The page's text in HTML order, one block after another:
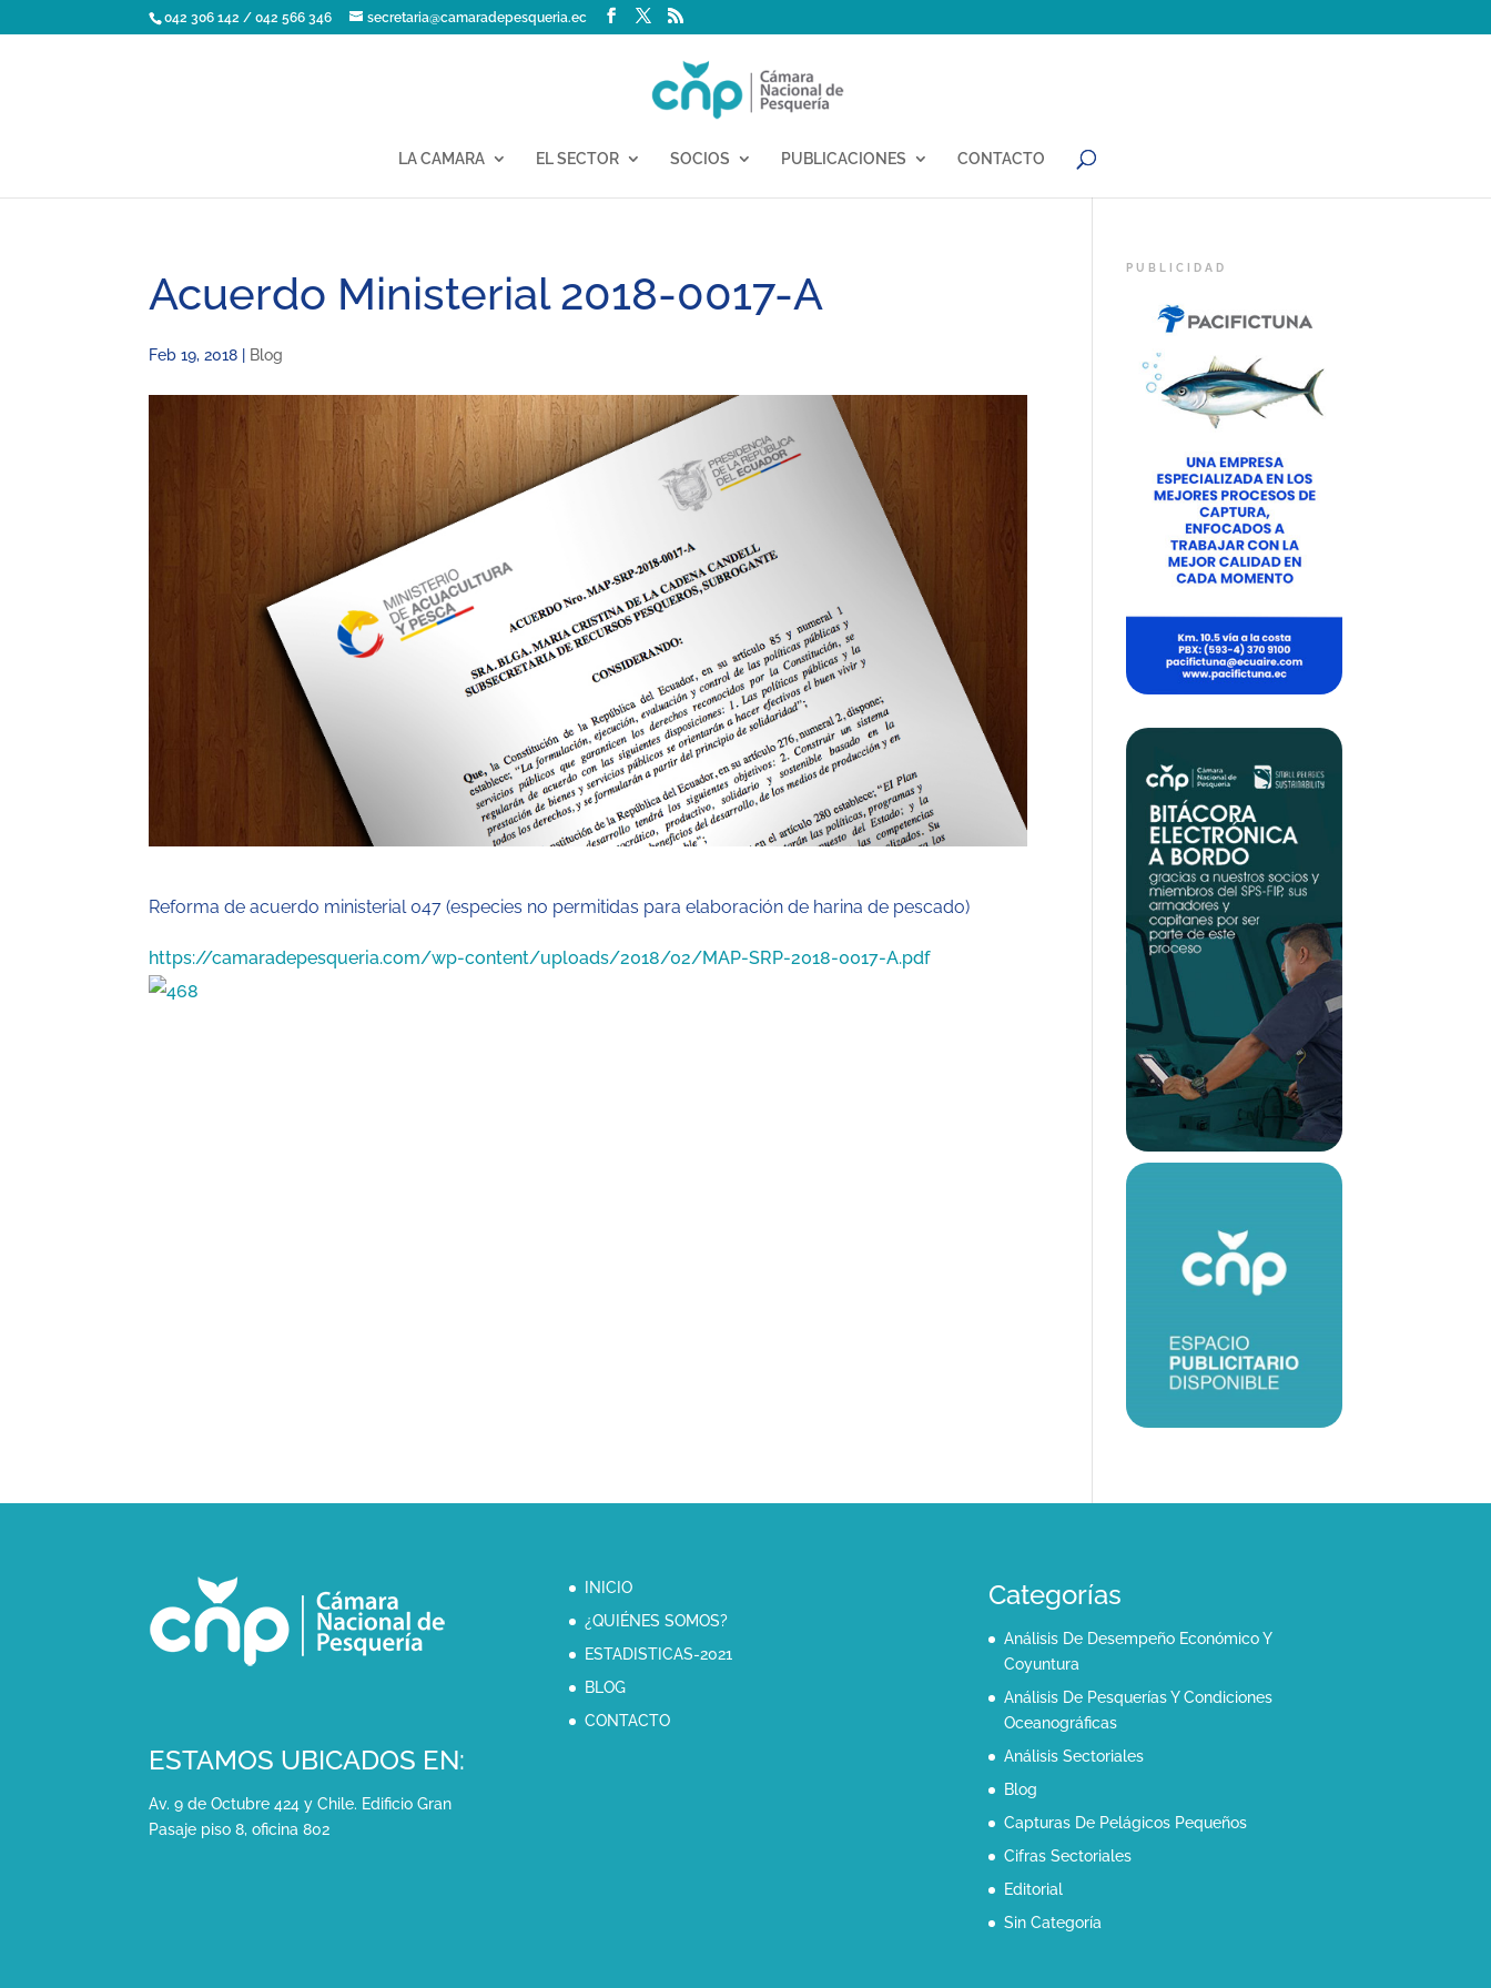
042 306 142 / 042 566 346 secretaria@camaradepesqueria.ec
LA CAMARA EL SECTOR SOCIOS PUBLICACIONES CONTACTO
Acuerdo Ministerial 2018-0017-A
Feb 19, 2018 Blog
Reforma de acuerdo ministerial 047 (especies no permitidas para elaboración de harina de pescado)
https://camaradepesqueria.com/wp-content/uploads/2018/02/MAP-SRP-2018-0017-A.pdf
ESTAMOS UBICADOS EN:
Av. 9 de Octubre 424 y Chile. Edificio Gran
Pasaje piso 8, oficina 802
INICIO
¿QUIÉNES SOMOS?
ESTADISTICAS-2021
BLOG
CONTACTO
Categorías
Análisis De Desempeño Económico Y
Coyuntura
Análisis De Pesquerías Y Condiciones
Oceanográficas
Análisis Sectoriales
Blog
Capturas De Pelágicos Pequeños
Cifras Sectoriales
Editorial
Sin Categoría